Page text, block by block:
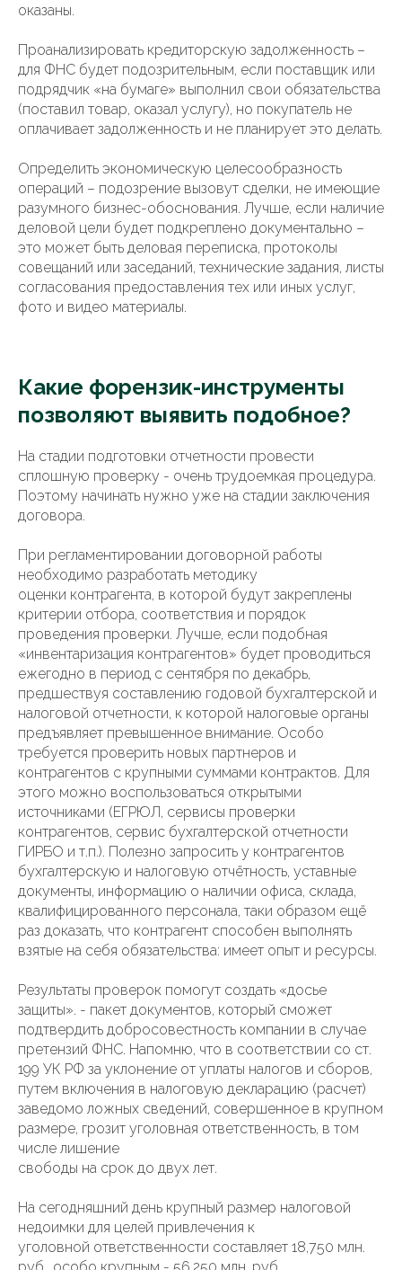
оказаны.
Проанализировать кредиторскую задолженность –
для ФНС будет подозрительным, если поставщик или
подрядчик «на бумаге» выполнил свои обязательства
(поставил товар, оказал услугу), но покупатель не
оплачивает задолженность и не планирует это делать.
Определить экономическую целесообразность
операций – подозрение вызовут сделки, не имеющие
разумного бизнес-обоснования. Лучше, если наличие
деловой цели будет подкреплено документально –
это может быть деловая переписка, протоколы
совещаний или заседаний, технические задания, листы
согласования предоставления тех или иных услуг,
фото и видео материалы.
Какие форензик-инструменты
позволяют выявить подобное?
На стадии подготовки отчетности провести
сплошную проверку - очень трудоемкая процедура.
Поэтому начинать нужно уже на стадии заключения
договора.
При регламентировании договорной работы
необходимо разработать методику
оценки контрагента, в которой будут закреплены
критерии отбора, соответствия и порядок
проведения проверки. Лучше, если подобная
«инвентаризация контрагентов» будет проводиться
ежегодно в период с сентября по декабрь,
предшествуя составлению годовой бухгалтерской и
налоговой отчетности, к которой налоговые органы
предъявляет превышенное внимание. Особо
требуется проверить новых партнеров и
контрагентов с крупными суммами контрактов. Для
этого можно воспользоваться открытыми
источниками (ЕГРЮЛ, сервисы проверки
контрагентов, сервис бухгалтерской отчетности
ГИРБО и т.п.). Полезно запросить у контрагентов
бухгалтерскую и налоговую отчётность, уставные
документы, информацию о наличии офиса, склада,
квалифицированного персонала, таки образом ещё
раз доказать, что контрагент способен выполнять
взятые на себя обязательства: имеет опыт и ресурсы.
Результаты проверок помогут создать «досье
защиты». - пакет документов, который сможет
подтвердить добросовестность компании в случае
претензий ФНС. Напомню, что в соответствии со ст.
199 УК РФ за уклонение от уплаты налогов и сборов,
путем включения в налоговую декларацию (расчет)
заведомо ложных сведений, совершенное в крупном
размере, грозит уголовная ответственность, в том
числе лишение
свободы на срок до двух лет.
На сегодняшний день крупный размер налоговой
недоимки для целей привлечения к
уголовной ответственности составляет 18,750 млн.